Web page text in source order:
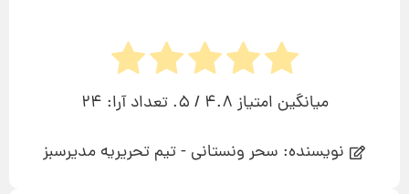
میانگین امتیاز 4.8 / 5. تعداد آرا:
24
نویسنده: سحر ونستانی - تیم تحریریه مدیرسبز